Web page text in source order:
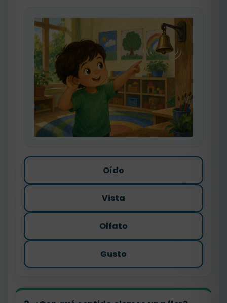
Oído
Vista
Olfato
Gusto